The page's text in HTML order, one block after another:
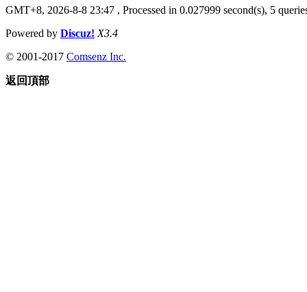
GMT+8, 2026-8-8 23:47 , Processed in 0.027999 second(s), 5
Powered by Discuz! X3.4
© 2001-2017 Comsenz Inc.
返回頂部